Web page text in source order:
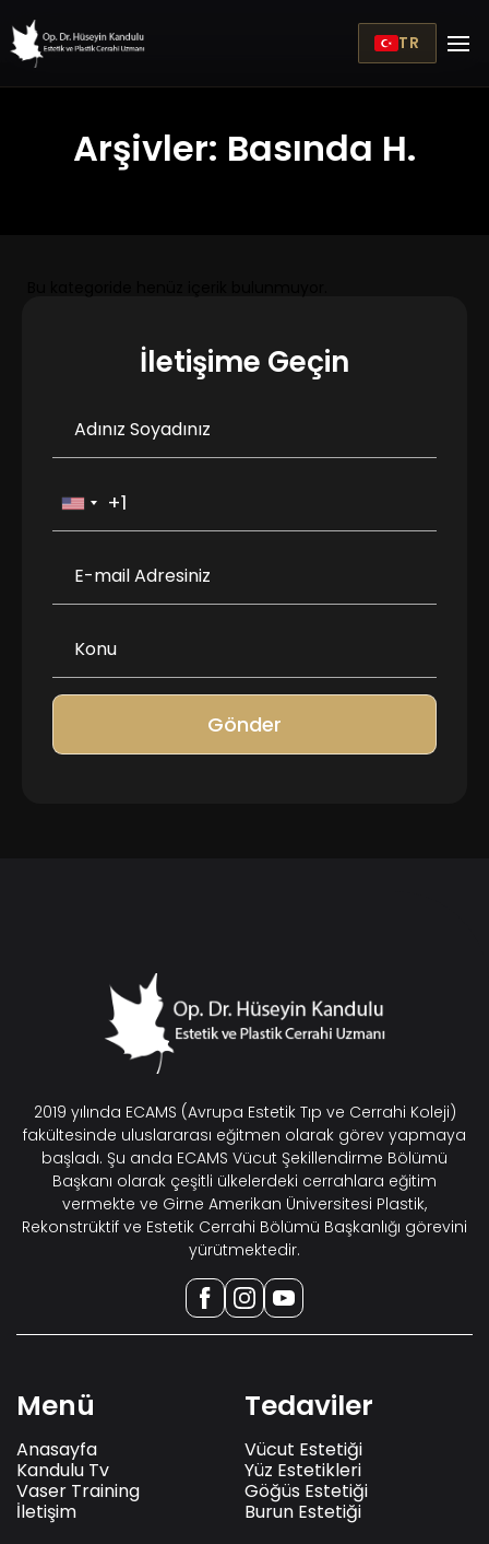
TR
Arşivler: Basında H.
İletişime Geçin
Gönder
2019 yılında ECAMS (Avrupa Estetik Tıp ve Cerrahi Koleji)
fakültesinde uluslararası eğitmen olarak görev yapmaya
başladı. Şu anda ECAMS Vücut Şekillendirme Bölümü
Başkanı olarak çeşitli ülkelerdeki cerrahlara eğitim
vermekte ve Girne Amerikan Üniversitesi Plastik,
Rekonstrüktif ve Estetik Cerrahi Bölümü Başkanlığı görevini
yürütmektedir.
Menü
Anasayfa
Kandulu Tv
Vaser Training
İletişim
Tedaviler
Vücut Estetiği
Yüz Estetikleri
Göğüs Estetiği
Burun Estetiği